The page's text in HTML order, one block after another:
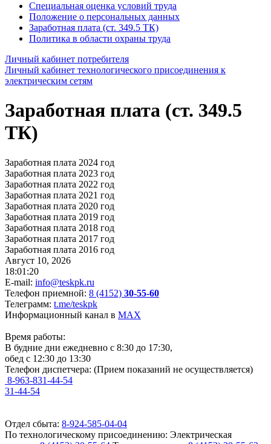
Специальная оценка условий труда
Положение о персональных данных
Заработная плата (ст. 349.5 ТК)
Политика в области охраны труда
Личный кабинет потребителя
Личный кабинет технологического присоединения к
электрическим сетям
Заработная плата (ст. 349.5
ТК)
Заработная плата 2024 год
Заработная плата 2023 год
Заработная плата 2022 год
Заработная плата 2021 год
Заработная плата 2020 год
Заработная плата 2019 год
Заработная плата 2018 год
Заработная плата 2017 год
Заработная плата​ 2016 год
Август 10, 2026
18:01:20
E-mail: info@teskpk.ru
Телефон приемной: 8 (4152) 30-55-60
Телеграмм: t.me/teskpk
Информационный канал в MAX
Время работы:
В будние дни ежедневно с 8:30 до 17:30,
обед с 12:30 до 13:30
Телефон диспетчера: (Прием показаний не осуществляется)
8-963-831-44-54
31-44-54
Отдел сбыта: 8-924-585-04-04
По технологическому присоединению: Электрическая